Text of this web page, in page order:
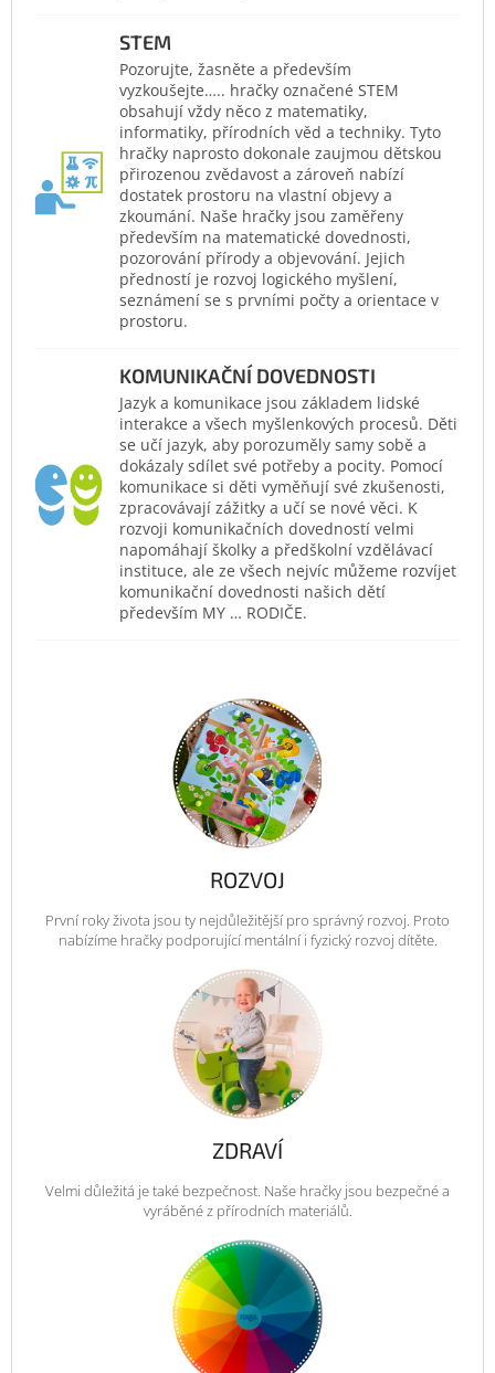
STEM
Pozorujte, žasněte a především
vyzkoušejte….. hračky označené STEM
obsahují vždy něco z matematiky,
informatiky, přírodních věd a techniky. Tyto
hračky naprosto dokonale zaujmou dětskou
přirozenou zvědavost a zároveň nabízí
dostatek prostoru na vlastní objevy a
zkoumání. Naše hračky jsou zaměřeny
především na matematické dovednosti,
pozorování přírody a objevování. Jejich
předností je rozvoj logického myšlení,
seznámení se s prvními počty a orientace v
prostoru.
KOMUNIKAČNÍ DOVEDNOSTI
Jazyk a komunikace jsou základem lidské
interakce a všech myšlenkových procesů. Děti
se učí jazyk, aby porozuměly samy sobě a
dokázaly sdílet své potřeby a pocity. Pomocí
komunikace si děti vyměňují své zkušenosti,
zpracovávají zážitky a učí se nové věci. K
rozvoji komunikačních dovedností velmi
napomáhají školky a předškolní vzdělávací
instituce, ale ze všech nejvíc můžeme rozvíjet
komunikační dovednosti našich dětí
především MY … RODIČE.
ROZVOJ
První roky života jsou ty nejdůležitější pro správný rozvoj. Proto
nabízíme hračky podporující mentální i fyzický rozvoj dítěte.
ZDRAVÍ
Velmi důležitá je také bezpečnost. Naše hračky jsou bezpečné a
vyráběné z přírodních materiálů.